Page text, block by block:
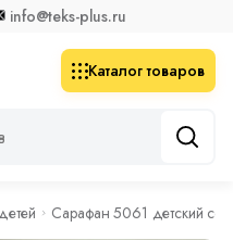
info@teks-plus.ru
Каталог товаров
Сарафан 5061 детский